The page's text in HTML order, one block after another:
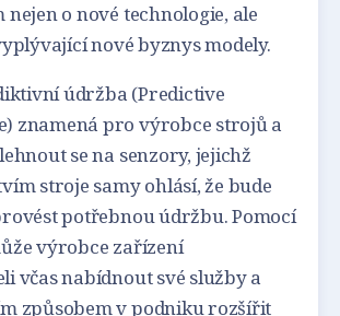
nejen o nové technologie, ale
nové byznys modely.
údržba (Predictive
znamená pro výrobce strojů a
se na senzory, jejichž
stroje samy ohlásí, že bude
potřebnou údržbu. Pomocí
výrobce zařízení
včas nabídnout své služby a
způsobem v podniku rozšířit